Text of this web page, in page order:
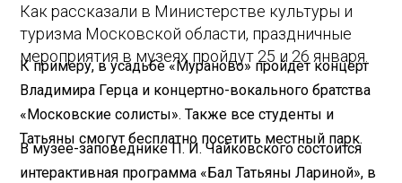
Как рассказали в Министерстве культуры и
туризма Московской области, праздничные
мероприятия в музеях пройдут 25 и 26 января.
К примеру, в усадьбе «Мураново» пройдет концерт
Владимира Герца и концертно-вокального братства
«Московские солисты». Также все студенты и
Татьяны смогут бесплатно посетить местный парк.
В музее-заповеднике П. И. Чайковского состоится
интерактивная программа «Бал Татьяны Лариной», в